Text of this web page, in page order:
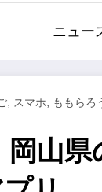
ニュー
, スマホ, ももらろ
岡山